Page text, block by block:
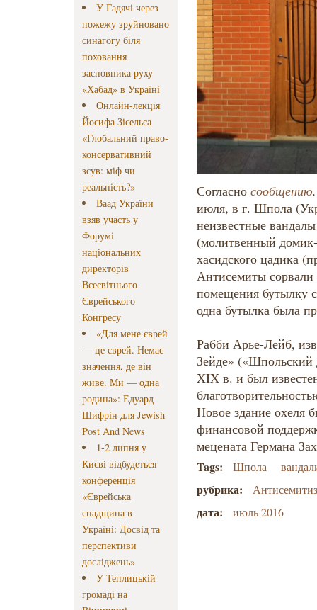
У Гадячі через
пожежу зруйновано
синагогу біля
поховання
засновника руху
«Хабад» в Україні
Онлайн-лекція
Йосифа Зісельса
«Глобальний право-
консервативний
зсув: міф чи
реальність?»
Ваад України
взяв участь у
Форумі
національних
директорів
Всесвітнього
Єврейського
Конгресу
«Для мене єврей
— це єврей. Немає
значення, де він
живе. Ми — одна
родина»: Едуард
Шифрін для Jewish
Post And News
1-2 липня у
Києві відбудеться
конференція
«Єврейська
спадщина в
Україні: Досвід та
перспективи
досліджень»
У Теплицькій
громаді на
Согласно сообщению,
июля, в г. Шпола
неизвестные
(молитвенный
хасидского цадика
Антисемиты
помещения бутылку
одна бутылка была
Рабби Арье-Лейб,
Зейде»
XIX в. и был
Новое здание охеля
финансовой
мецената Германа
Tags: Шпола
рубрика:
дата: июль 2016